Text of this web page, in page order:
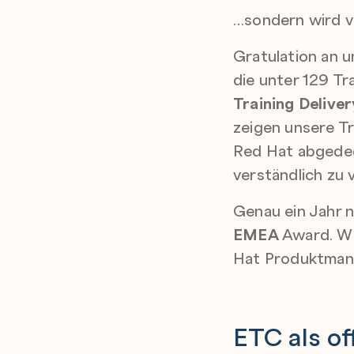
…sondern wird
Gratulation an
die unter 129
Training
zeigen unsere
Red Hat
verständlich zu
Genau ein Jahr
EMEAAward.
Hat
ETC als